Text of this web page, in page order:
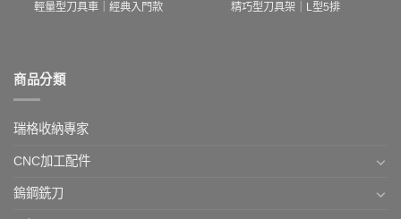
輕量型刀具車｜經典入門款 精巧型刀具架｜L型5排
商品分類
瑞格收納專家
CNC加工配件
鎢鋼銑刀